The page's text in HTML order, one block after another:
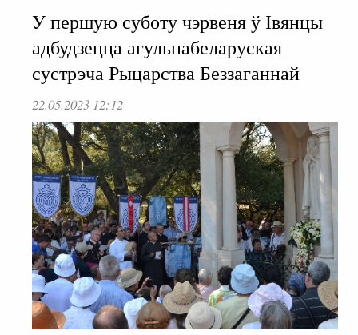
У першую суботу чэрвеня ў Івянцы
адбудзецца агульнабеларуская
сустрэча Рыцарства Беззаганнай
22.05.2023 12:12